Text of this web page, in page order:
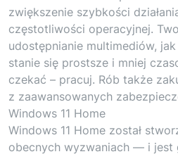
zwiększenie szybkości
częstotliwości operacyjnej.
udostępnianie multimediów,
stanie się prostsze i mniej
czekać – pracuj. Rób także
z zaawansowanych
Windows 11 Home
Windows 11 Home został
obecnych wyzwaniach — i jest